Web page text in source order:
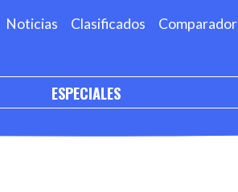
Noticias Clasificados Comparador
ESPECIALES